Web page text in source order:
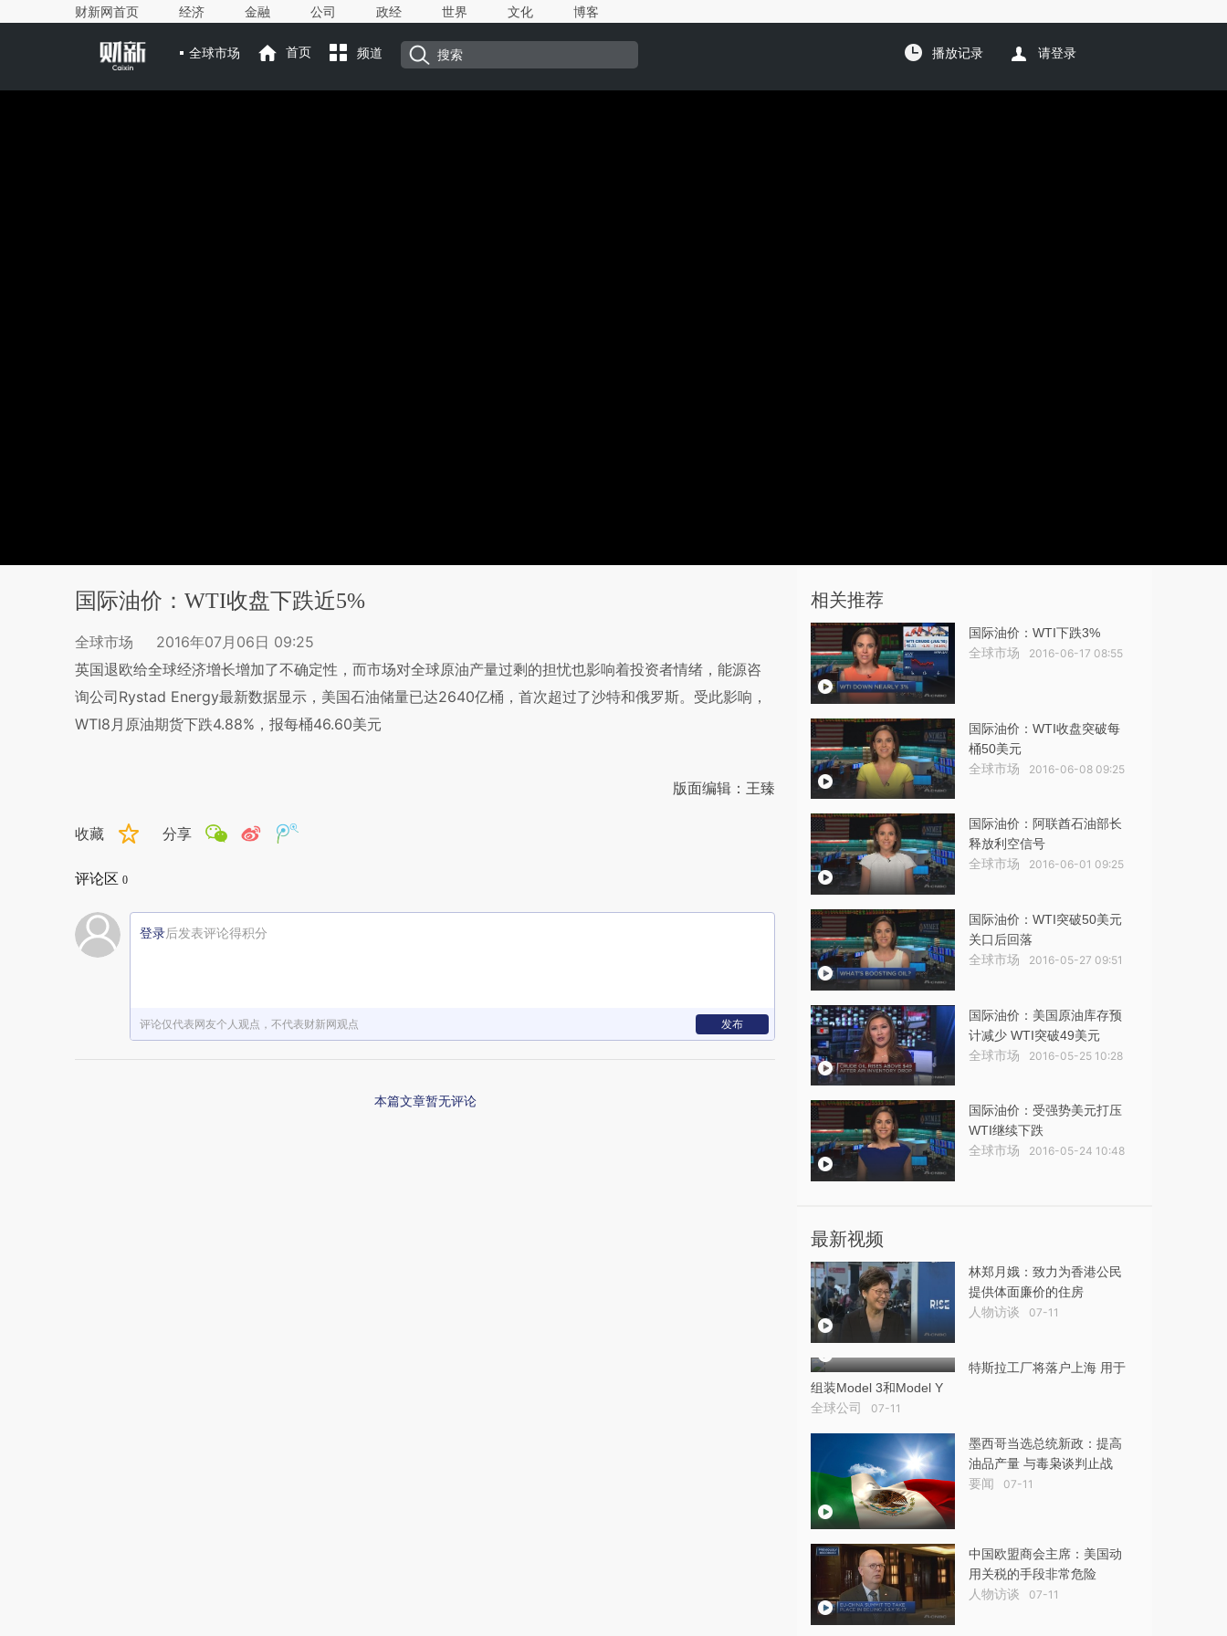
财新网首页 经济 金融 公司 政经 世界 文化 博客
全球市场 首页 频道 播放记录 请登录
国际油价：WTI收盘下跌近5%
全球市场
2016年07月06日 09:25
英国退欧给全球经济增长增加了不确定性，而市场对全球原油产量过剩的担忧也影响着投资者情绪，能源咨
询公司Rystad Energy最新数据显示，美国石油储量已达2640亿桶，首次超过了沙特和俄罗斯。受此影响，
WTI8月原油期货下跌4.88%，报每桶46.60美元
版面编辑：王臻
收藏 分享
评论区 0
登录后发表评论得积分
评论仅代表网友个人观点，不代表财新网观点 发布
本篇文章暂无评论
相关推荐
国际油价：WTI下跌3%
全球市场 2016-06-17 08:55
国际油价：WTI收盘突破每
桶50美元
全球市场 2016-06-08 09:25
国际油价：阿联酋石油部长
释放利空信号
全球市场 2016-06-01 09:25
国际油价：WTI突破50美元
关口后回落
全球市场 2016-05-27 09:51
国际油价：美国原油库存预
计减少 WTI突破49美元
全球市场 2016-05-25 10:28
国际油价：受强势美元打压
WTI继续下跌
全球市场 2016-05-24 10:48
最新视频
林郑月娥：致力为香港公民
提供体面廉价的住房
人物访谈 07-11
特斯拉工厂将落户上海 用于
组装Model 3和Model Y
全球公司 07-11
墨西哥当选总统新政：提高
油品产量 与毒枭谈判止战
要闻 07-11
中国欧盟商会主席：美国动
用关税的手段非常危险
人物访谈 07-11